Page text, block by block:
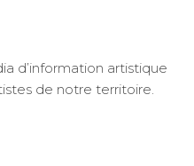
d’information artistique
de notre territoire.